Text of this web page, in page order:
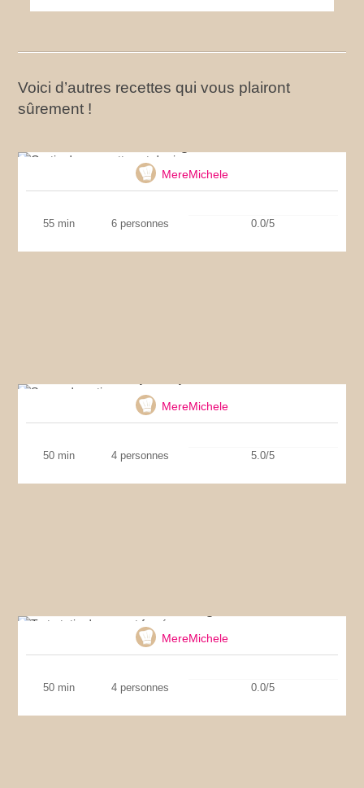
Voici d’autres recettes qui vous plairont
sûrement !
MereMichele
55 min 6 personnes 0.0/5
MereMichele
50 min 4 personnes 5.0/5
MereMichele
50 min 4 personnes 0.0/5